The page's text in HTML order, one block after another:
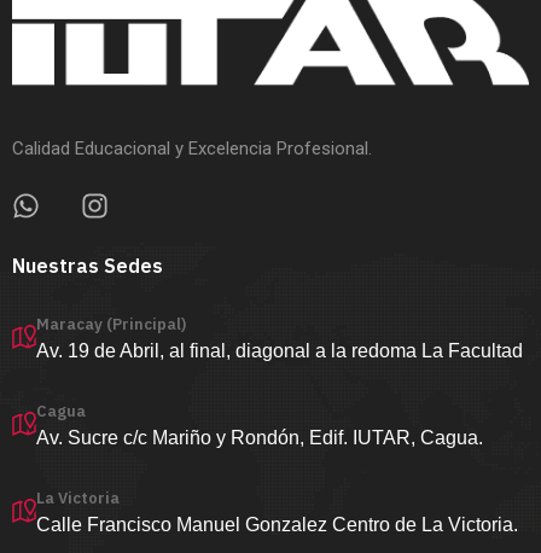
Calidad Educacional y Excelencia Profesional.
Nuestras Sedes
Maracay (Principal)
Av. 19 de Abril, al final, diagonal a la redoma La Facultad
Cagua
Av. Sucre c/c Mariño y Rondón, Edif. IUTAR, Cagua.
La Victoria
Calle Francisco Manuel Gonzalez Centro de La Victoria.